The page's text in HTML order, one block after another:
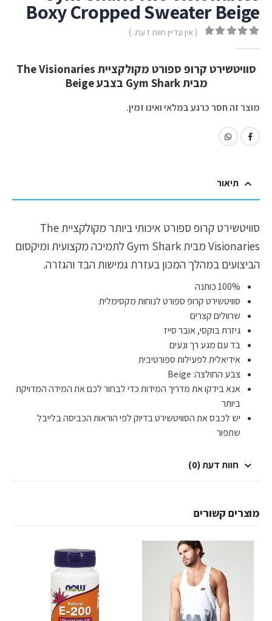
Boxy Cropped Sweater Beige
( אין עדיין חוות דעת. )
סוויטשירט קרופ ספורט מקולקציית The Visionaries
מבית Gym Shark בצבע Beige
מוצר זה חסר כרגע במלאי ואינו זמין.
תיאור
סוויטשירט קרופ ספורט איכותי ביותר מקולקציית The
Visionaries מבית Gym Shark לתמיכה מקצועית ומיקסום
הביצועים במהלך המכון בעזרת גמישות הבד והגזרה.
100% כותנה
סוויטשירט קרופ ספורט לנוחות מקסימלית
שרוולים קצרים
גיזרת בוקסי, אובר סייז
בד עם מגע רך ונעים
אידיאלית לפעילות ספורטיבית
צבע החולצה: Beige
אנא בידקו את מדריך המידות כדי לבחור לכם את המידה המדויקת
ביותר
יש לכבס את הסוויטשירט בדיוק לפי הוראות הכביסה בלייבל
שתפור
חוות דעת (0)
מוצרים קשורים